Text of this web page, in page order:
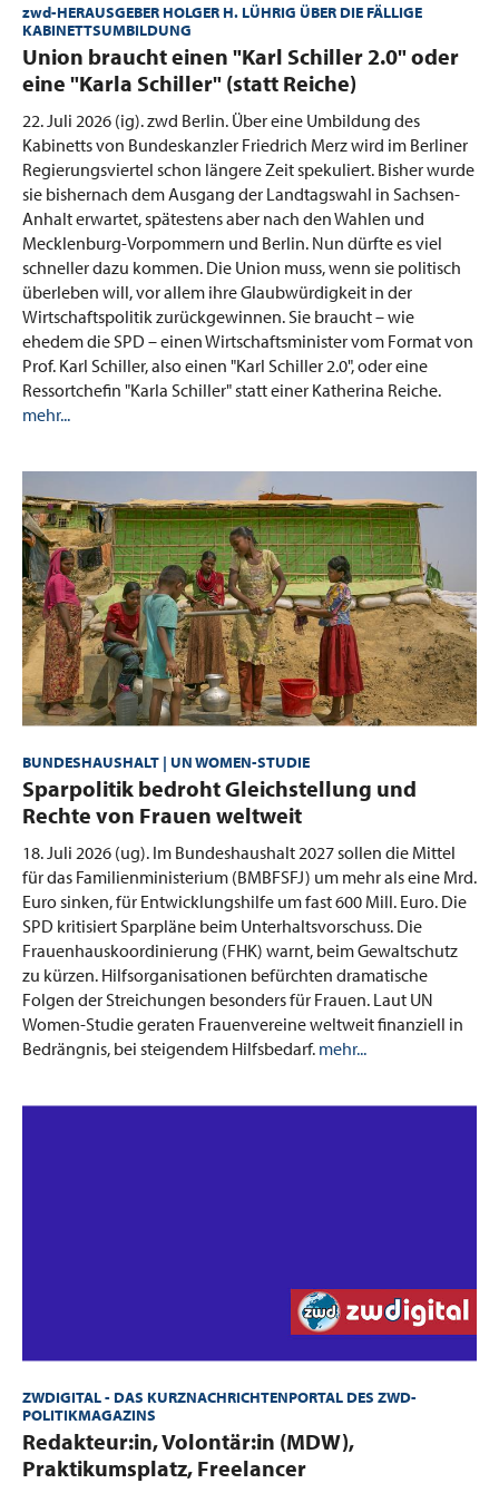
zwd-HERAUSGEBER HOLGER H. LÜHRIG ÜBER DIE FÄLLIGE
KABINETTSUMBILDUNG
:Union braucht einen "Karl Schiller 2.0" oder
eine "Karla Schiller" (statt Reiche)
22. Juli 2026 (ig).zwd Berlin. Über eine Umbildung des
Kabinetts von Bundeskanzler Friedrich Merz wird im Berliner
Regierungsviertel schon längere Zeit spekuliert. Bisher wurde
sie bishernach dem Ausgang der Landtagswahl in Sachsen-
Anhalt erwartet, spätestens aber nach den Wahlen und
Mecklenburg-Vorpommern und Berlin. Nun dürfte es viel
schneller dazu kommen. Die Union muss, wenn sie politisch
überleben will, vor allem ihre Glaubwürdigkeit in der
Wirtschaftspolitik zurückgewinnen. Sie braucht – wie
ehedem die SPD – einen Wirtschaftsminister vom Format von
Prof. Karl Schiller, also einen "Karl Schiller 2.0", oder eine
Ressortchefin "Karla Schiller" statt einer Katherina Reiche.
mehr...
BUNDESHAUSHALT | UN WOMEN-STUDIE
:Sparpolitik bedroht Gleichstellung und
Rechte von Frauen weltweit
18. Juli 2026 (ug). Im Bundeshaushalt 2027 sollen die Mittel
für das Familienministerium (BMBFSFJ) um mehr als eine Mrd.
Euro sinken, für Entwicklungshilfe um fast 600 Mill. Euro. Die
SPD kritisiert Sparpläne beim Unterhaltsvorschuss. Die
Frauenhauskoordinierung (FHK) warnt, beim Gewaltschutz
zu kürzen. Hilfsorganisationen befürchten dramatische
Folgen der Streichungen besonders für Frauen. Laut UN
Women-Studie geraten Frauenvereine weltweit finanziell in
Bedrängnis, bei steigendem Hilfsbedarf. mehr...
ZWDIGITAL - DAS KURZNACHRICHTENPORTAL DES ZWD-
POLITIKMAGAZINS
:Redakteur:in, Volontär:in (MDW),
Praktikumsplatz, Freelancer